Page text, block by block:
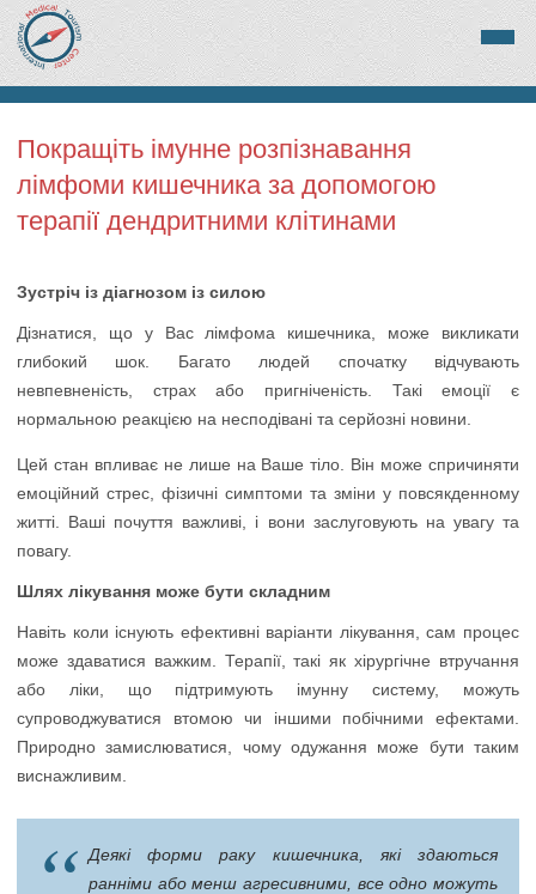
Покращіть імунне розпізнавання
лімфоми кишечника за допомогою
терапії дендритними клітинами
Зустріч із діагнозом із силою
Дізнатися, що у Вас лімфома кишечника, може викликати
глибокий шок. Багато людей спочатку відчувають
невпевненість, страх або пригніченість. Такі емоції є
нормальною реакцією на несподівані та серйозні новини.
Цей стан впливає не лише на Ваше тіло. Він може спричиняти
емоційний стрес, фізичні симптоми та зміни у повсякденному
житті. Ваші почуття важливі, і вони заслуговують на увагу та
повагу.
Шлях лікування може бути складним
Навіть коли існують ефективні варіанти лікування, сам процес
може здаватися важким. Терапії, такі як хірургічне втручання
або ліки, що підтримують імунну систему, можуть
супроводжуватися втомою чи іншими побічними ефектами.
Природно замислюватися, чому одужання може бути таким
виснажливим.
Деякі форми раку кишечника, які здаються
ранніми або менш агресивними, все одно можуть